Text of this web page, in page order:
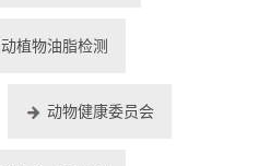
动植物油脂检测
动物健康委员会